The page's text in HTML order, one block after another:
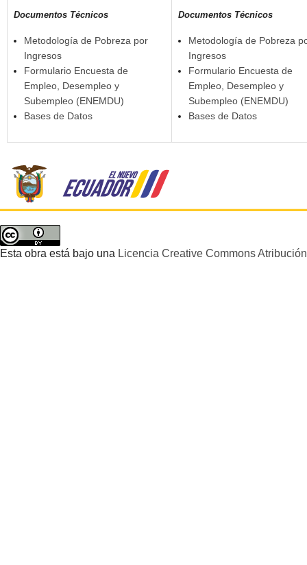
Documentos Técnicos
Metodología de Pobreza por
Ingresos
Formulario Encuesta de
Empleo, Desempleo y
Subempleo (ENEMDU)
Bases de Datos
Documentos Técnicos
Metodología de Pobreza
Ingresos
Formulario Encuesta de
Empleo, Desempleo y
Subempleo (ENEMDU)
Bases de Datos
Esta obra está bajo una Licencia Creative Commons